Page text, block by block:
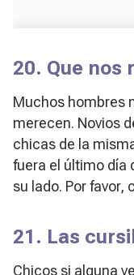
20. Que nos
Muchos hombres
merecen. Novios
chicas de la
fuera el último día
su lado. Por favor,
21. Las
Chicos si alguna